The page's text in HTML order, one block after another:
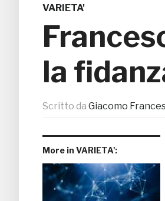
VARIETA'
la
Scritto da Giacomo
More in VARIETA':